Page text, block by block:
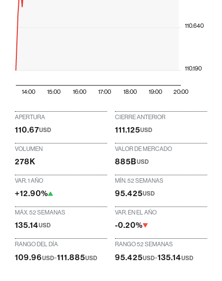
14:00 15:00 16:00 17:00 18:00 19:00 20:00
110.190
110.640
APERTURA
110.67USD
CIERRE ANTERIOR
111.125USD
VOLUMEN
278K
VALOR DE MERCADO
885BUSD
VAR. 1 AÑO
+12.90%
MÍN. 52 SEMANAS
95.425USD
MÁX. 52 SEMANAS
135.14USD
VAR. EN EL AÑO
-0.20%
RANGO DEL DÍA
109.96USD-111.885USD
RANGO 52 SEMANAS
95.425USD-135.14USD